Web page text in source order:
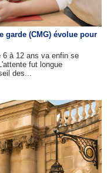
garde (CMG) évolue pour
6 à 12 ans va enfin se
fut longue
des...